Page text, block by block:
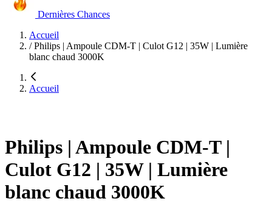
Dernières Chances
Accueil
/ Philips | Ampoule CDM-T | Culot G12 | 35W | Lumière
blanc chaud 3000K
Accueil
Philips | Ampoule CDM-T |
Culot G12 | 35W | Lumière
blanc chaud 3000K